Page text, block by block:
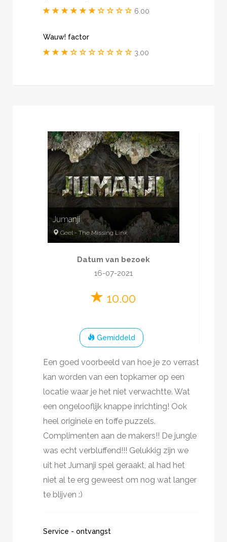
6.00
Wauw! factor
3.00
Jumanji
Geel- The Missing Link
Datum van bezoek
16-07-2021
10.00
Gemiddeld
Een goed voorbeeld van hoe je zo verrast
kan worden van een topkamer op een
locatie waar je het niet verwachtte. Wat
een ongelooflijk knappe inrichting! Ook
heel originele en toffe puzzels.
Complimenten aan de makers!! De jungle
was echt verbluffend!!! Gelukkig zijn we
uit het Jumanji spel geraakt, al had het
niet al te erg geweest om nog wat langer
te blijven :)
Service - ontvangst